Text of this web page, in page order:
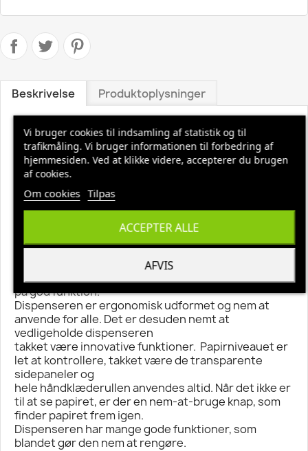
Beskrivelse Produktoplysninger
Varedeklaration:
Produktbetegnelse: Dispenser
Varemærke: Katrin
Farve: hvid
Materiale: plast
Features: til håndklæderuller
Inkluderet tilbehør: Skruer, rawplugs og nøgler.
Længde/dybde: 21,6 cm
Højde: 40,3 cm
Produktbeskrivelse: Denne Katrin dispenser er
udformet med henblik på alle brugere og med fokus
på god funktion.
Dispenseren er ergonomisk udformet og nem at
anvende for alle. Det er desuden nemt at
vedligeholde dispenseren
takket være innovative funktioner. Papirniveauet er
let at kontrollere, takket være de transparente
sidepaneler og
hele håndklæderullen anvendes altid. Når det ikke er
til at se papiret, er der en nem-at-bruge knap, som
finder papiret frem igen.
Dispenseren har mange gode funktioner, som
blandet gør den nem at rengøre.
Vi bruger cookies til indsamling af statistik og til
trafikmåling. Vi bruger informationen til forbedring af
hjemmesiden. Ved at klikke videre, accepterer du brugen
af cookies.
Om cookies Tilpas
AFVIS
ACCEPTER ALLE